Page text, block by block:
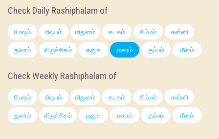
Check Daily Rashiphalam of
மேஷம் ரிஷபம் மிதுனம் கடகம் சிம்மம் கன்னி
துலாம் விருச்சிகம் தனுசு மகரம் கும்பம் மீனம்
Check Weekly Rashiphalam of
மேஷம் ரிஷபம் மிதுனம் கடகம் சிம்மம் கன்னி
துலாம் விருச்சிகம் தனுசு மகரம் கும்பம் மீனம்